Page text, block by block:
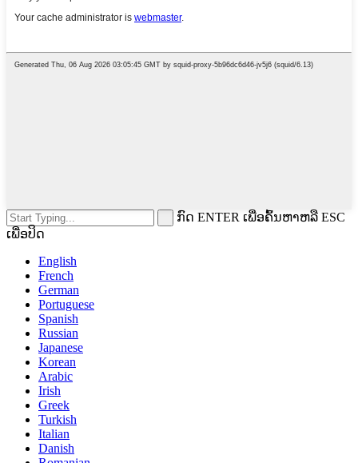
ກົດ ENTER ເພື່ອຄົ້ນຫາຫລື ESC
ເພື່ອປິດ
English
French
German
Portuguese
Spanish
Russian
Japanese
Korean
Arabic
Irish
Greek
Turkish
Italian
Danish